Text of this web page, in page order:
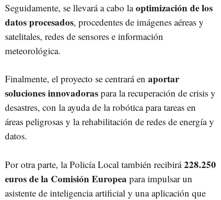
Seguidamente, se llevará a cabo laoptimización de los
datos procesados, procedentes de imágenes aéreas y
satelitales, redes de sensores e información
meteorológica.
Finalmente, el proyecto se centrará en aportar
soluciones innovadoras para la recuperación de crisis y
desastres, con la ayuda de la robótica para tareas en
áreas peligrosas y la rehabilitación de redes de energía y
datos.
Por otra parte, la Policía Local también recibirá228.250
euros de la Comisión Europea para impulsar un
asistente de inteligencia artificial y una aplicación que